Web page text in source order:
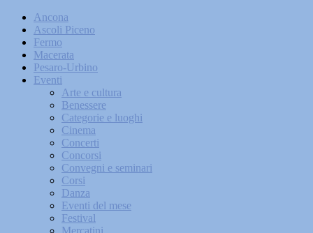
Ancona
Ascoli Piceno
Fermo
Macerata
Pesaro-Urbino
Eventi
Arte e cultura
Benessere
Categorie e luoghi
Cinema
Concerti
Concorsi
Convegni e seminari
Corsi
Danza
Eventi del mese
Festival
Mercatini